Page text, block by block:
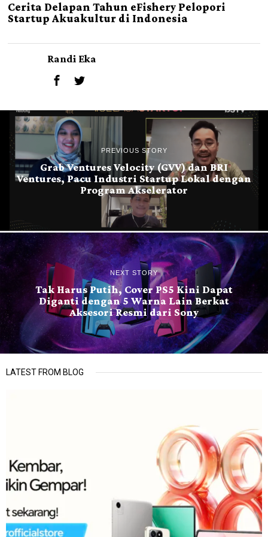
Cerita Delapan Tahun eFishery Pelopori
Startup Akuakultur di Indonesia
Randi Eka
PREVIOUS STORY
Grab Ventures Velocity (GVV) dan BRI
Ventures, Pacu Industri Startup Lokal dengan
Program Akselerator
NEXT STORY
Tak Harus Putih, Cover PS5 Kini Dapat
Diganti dengan 5 Warna Lain Berkat
Aksesori Resmi dari Sony
LATEST FROM BLOG